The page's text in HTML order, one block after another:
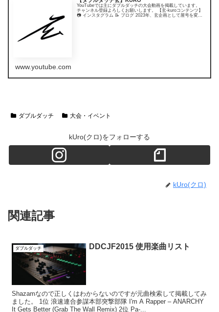
YouTubeでは主にダブルダッチの大会動画を掲載しています。
チャンネル登録よろしくお願いします。 【玄-kuroコンテンツ】
📷 インスタグラム 📝 ブログ 2023年、玄企画として屋号を変更
www.youtube.com
ダブルダッチ 大会・イベント
kUro(クロ)をフォローする
kUro(クロ)
関連記事
ダブルダッチ DDCJF2015 使用楽曲リスト
Shazamなので正しくはわからないのですが元曲検索して掲載してみ
ました。 1位 浪速連合参謀本部突撃部隊 I'm A Rapper – ANARCHY
It Gets Better (Grab The Wall Remix) 2位 Pa-...